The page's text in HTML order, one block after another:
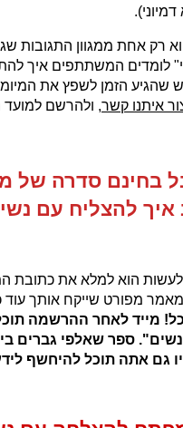
רק אחת ממגוון התגובות
לומדים המשתתפים איך
שהגיע הזמן לשפץ את
איתנו קשר, ולהרשם
בחינם סדרה של
להצליח עם
הוא למלא את כתובת
מאמר מפורט שייקח אותך
מייד לאחר ההרשמה
ספר שאלפי גברים
גם אתה תוכל להיחשף